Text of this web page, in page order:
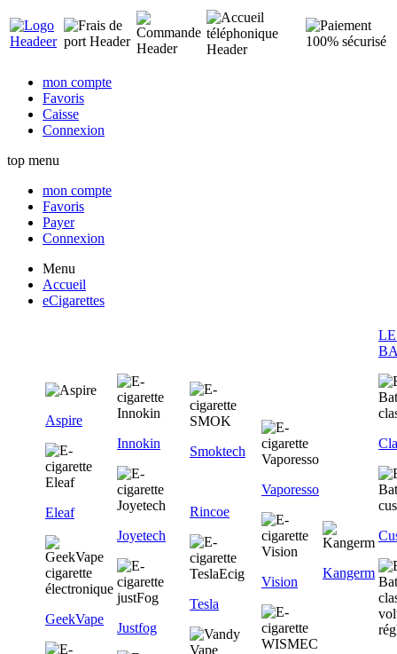
mon compte
Favoris
Caisse
Connexion
top menu
mon compte
Favoris
Payer
Connexion
Menu
Accueil
eCigarettes
Aspire
Eleaf
GeekVape
Innokin
Joyetech
Justfog
Smoktech
Rincoe
Tesla
Vaporesso
Vision
Kangerm